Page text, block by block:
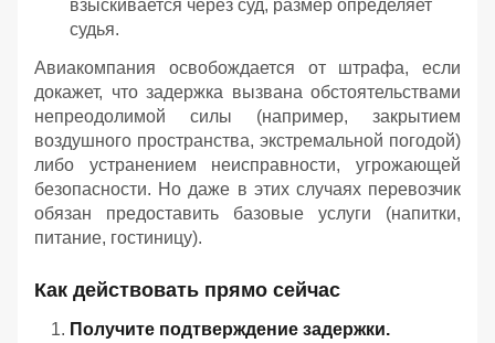
взыскивается через суд, размер определяет
судья.
Авиакомпания освобождается от штрафа, если
докажет, что задержка вызвана обстоятельствами
непреодолимой силы (например, закрытием
воздушного пространства, экстремальной погодой)
либо устранением неисправности, угрожающей
безопасности. Но даже в этих случаях перевозчик
обязан предоставить базовые услуги (напитки,
питание, гостиницу).
Как действовать прямо сейчас
Получите подтверждение задержки.